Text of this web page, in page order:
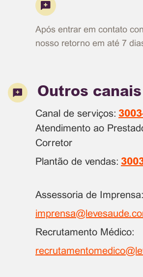
Após entrar em contato
nosso retorno em até 7
Outros canais
Canal de serviços:
Atendimento ao
Corretor
Plantão de vendas:
Assessoria de Imprensa:
Recrutamento Médico: